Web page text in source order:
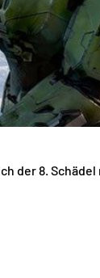
der 8.